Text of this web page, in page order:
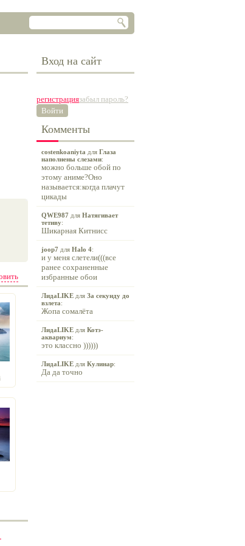
Вход на сайт
регистрациязабыл пароль?
Войти
Комменты
costenkoaniyta для Глаза
наполнены слезами:
можно больше обой по
этому аниме?Оно
называется:когда плачут
цикады
QWE987 для Натягивает
тетиву:
Шикарная Китнисс
joop7 для Halo 4:
и у меня слетели(((все
ранее сохраненные
избранные обои
ЛидаLIKE для За секунду до
взлета:
Жопа сомалёта
ЛидаLIKE для Котэ-
аквариум:
это классно ))))))
ЛидаLIKE для Кулинар:
Да да точно